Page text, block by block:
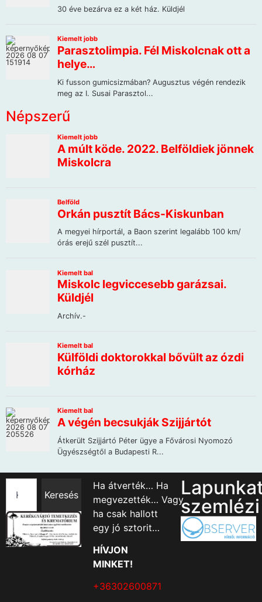
Népszerű
Keresés
Ha átverték… Ha
megvezették… Vagy
ha csak hallott
egy jó sztorit…
HÍVJON
MINKET!
+36302600871
szemlézi